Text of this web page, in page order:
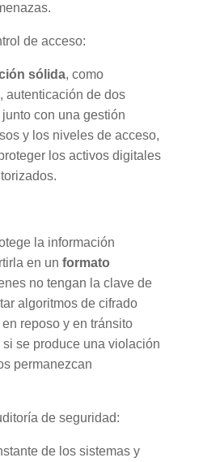
de acceso:
sólida, como
autenticación de dos
con una gestión
y los niveles de acceso,
los activos digitales
la información
en un formato
no tengan la clave de
algoritmos de cifrado
reposo y en tránsito
se produce una violación
permanezcan
de seguridad:
de los sistemas y